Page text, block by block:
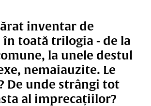
inventar de
toată trilogia - de la
la unele destul
nemaiauzite. Le
De unde strângi tot
al imprecațiilor?